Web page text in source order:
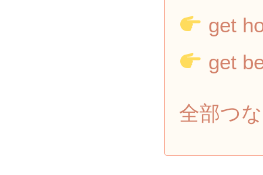
get
get
全部つ